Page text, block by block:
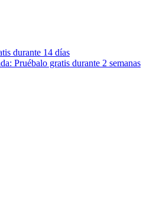
durante 14 días
Pruébalo gratis durante 2 semanas